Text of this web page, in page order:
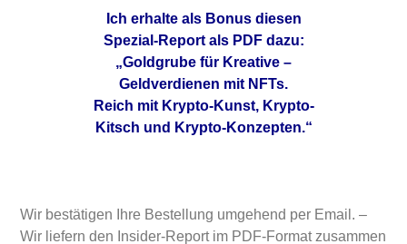
Ich erhalte als Bonus diesen
Spezial-Report als PDF dazu:
„Goldgrube für Kreative –
Geldverdienen mit NFTs.
Reich mit Krypto-Kunst, Krypto-
Kitsch und Krypto-Konzepten.“
Wir bestätigen Ihre Bestellung umgehend per Email. –
Wir liefern den Insider-Report im PDF-Format zusammen